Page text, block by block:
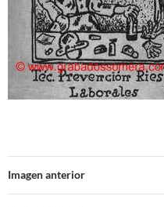
Imagen anterior